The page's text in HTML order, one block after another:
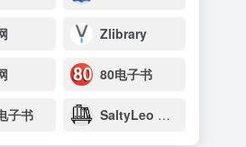
Zlibrary
80电子书
子书 SaltyLeo 的书架